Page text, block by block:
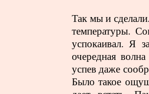
Так мы и
температуры.
успокаивал. Я
очередная
успев даже
Было такое